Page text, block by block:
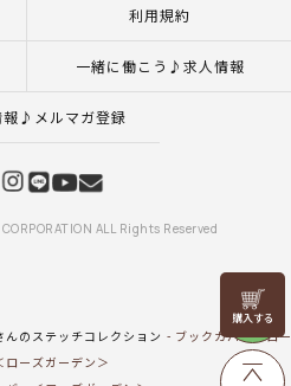
リリヤン
フェア
利用規約
一緒に働こう♪求人情報
報♪メルマガ登録
ALL Rights Reserved
んのステッチコレクション
ブックカバー＜ロ
ローズガーデン＞